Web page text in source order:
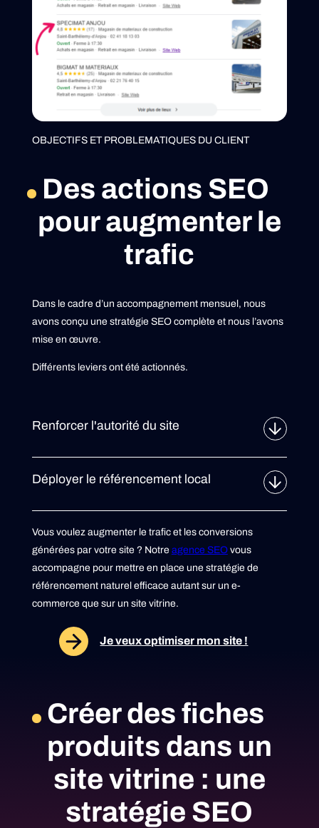
OBJECTIFS ET PROBLEMATIQUES DU CLIENT
Des actions SEO
pour augmenter le
trafic
Dans le cadre d’un accompagnement mensuel, nous
avons conçu une stratégie SEO complète et nous l’avons
mise en œuvre.
Différents leviers ont été actionnés.
Renforcer l'autorité du site
Déployer le référencement local
Vous voulez augmenter le trafic et les conversions
générées par votre site ? Notre agence SEOvous
accompagne pour mettre en place une stratégie de
référencement naturel efficace autant sur un e-
commerce que sur un site vitrine.
Je veux optimiser mon site !
Créer des fiches
produits dans un
site vitrine : une
stratégie SEO